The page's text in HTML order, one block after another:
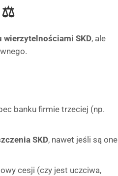
⚖️
wierzytelnościami SKD, ale
banku firmie trzeciej (np.
SKD, nawet jeśli są one
cesji (czy jest uczciwa,